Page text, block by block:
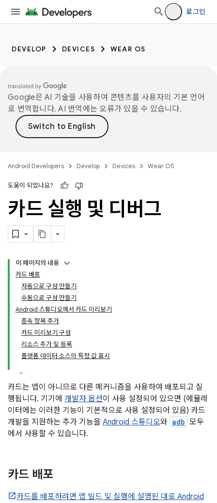
로그인
DEVELOP DEVICES WEAR OS
Google은 AI 기술을 사용하여 콘텐츠를 사용자의 기본 언어
로 번역합니다. AI 번역에는 오류가 있을 수 있습니다.
Android Developers Develop Devices Wear OS
도움이 되었나요?
카드 실행 및 디버그
이 페이지의 내용
카드 배포
자동으로 구성 만들기
수동으로 구성 만들기
Android 스튜디오에서 카드 미리보기
종속 항목 추가
카드 미리보기 구성
리소스 추가 및 등록
플랫폼 데이터 소스의 특정 값 표시
카드는 앱이 아니므로 다른 메커니즘을 사용하여 배포되고 실
행됩니다. 기기에 개발자 옵션이 사용 설정되어 있으면 (에뮬레
이터에는 이러한 기능이 기본적으로 사용 설정되어 있음) 카드
개발을 지원하는 추가 기능을 Android 스튜디오와 adb 모두
에서 사용할 수 있습니다.
카드 배포
카드를 배포하려면 앱 빌드 및 실행에 설명된 대로 Android